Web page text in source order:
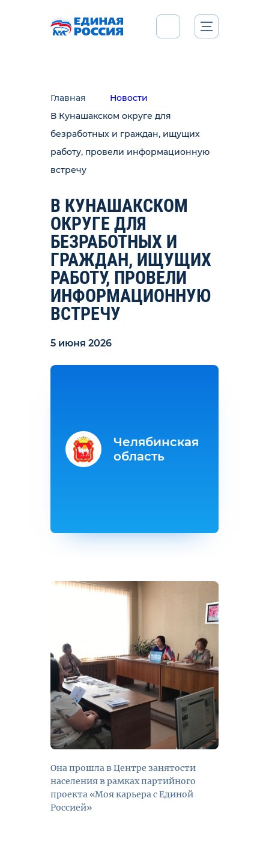
Главная
Новости
В Кунашакском округе для
безработных и граждан, ищущих
работу, провели информационную
встречу
В КУНАШАКСКОМ
ОКРУГЕ ДЛЯ
БЕЗРАБОТНЫХ И
ГРАЖДАН, ИЩУЩИХ
РАБОТУ, ПРОВЕЛИ
ИНФОРМАЦИОННУЮ
ВСТРЕЧУ
5 июня 2026
Она прошла в Центре занятости
населения в рамках партийного
проекта «Моя карьера с Единой
Россией»
Челябинская
область